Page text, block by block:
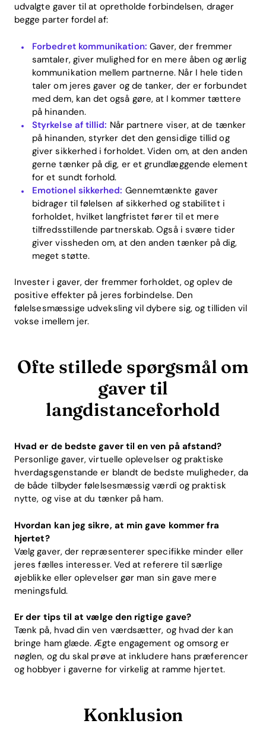
udvalgte gaver til at opretholde forbindelsen, drager
begge parter fordel af:
Forbedret kommunikation: Gaver, der fremmer
samtaler, giver mulighed for en mere åben og ærlig
kommunikation mellem partnerne. Når I hele tiden
taler om jeres gaver og de tanker, der er forbundet
med dem, kan det også gøre, at I kommer tættere
på hinanden.
Styrkelse af tillid: Når partnere viser, at de tænker
på hinanden, styrker det den gensidige tillid og
giver sikkerhed i forholdet. Viden om, at den anden
gerne tænker på dig, er et grundlæggende element
for et sundt forhold.
Emotionel sikkerhed: Gennemtænkte gaver
bidrager til følelsen af sikkerhed og stabilitet i
forholdet, hvilket langfristet fører til et mere
tilfredsstillende partnerskab. Også i svære tider
giver vissheden om, at den anden tænker på dig,
meget støtte.
Invester i gaver, der fremmer forholdet, og oplev de
positive effekter på jeres forbindelse. Den
følelsesmæssige udveksling vil dybere sig, og tilliden vil
vokse imellem jer.
Ofte stillede spørgsmål om
gaver til
langdistanceforhold
Hvad er de bedste gaver til en ven på afstand?
Personlige gaver, virtuelle oplevelser og praktiske
hverdagsgenstande er blandt de bedste muligheder, da
de både tilbyder følelsesmæssig værdi og praktisk
nytte, og vise at du tænker på ham.
Hvordan kan jeg sikre, at min gave kommer fra
hjertet?
Vælg gaver, der repræsenterer specifikke minder eller
jeres fælles interesser. Ved at referere til særlige
øjeblikke eller oplevelser gør man sin gave mere
meningsfuld.
Er der tips til at vælge den rigtige gave?
Tænk på, hvad din ven værdsætter, og hvad der kan
bringe ham glæde. Ægte engagement og omsorg er
nøglen, og du skal prøve at inkludere hans præferencer
og hobbyer i gaverne for virkelig at ramme hjertet.
Konklusion